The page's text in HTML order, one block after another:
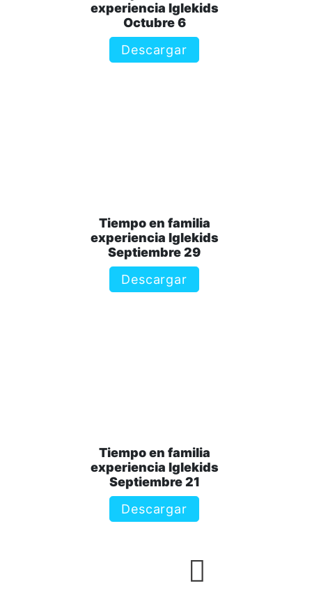
experiencia Iglekids
Octubre 6
Descargar
Tiempo en familia
experiencia Iglekids
Septiembre 29
Descargar
Tiempo en familia
experiencia Iglekids
Septiembre 21
Descargar